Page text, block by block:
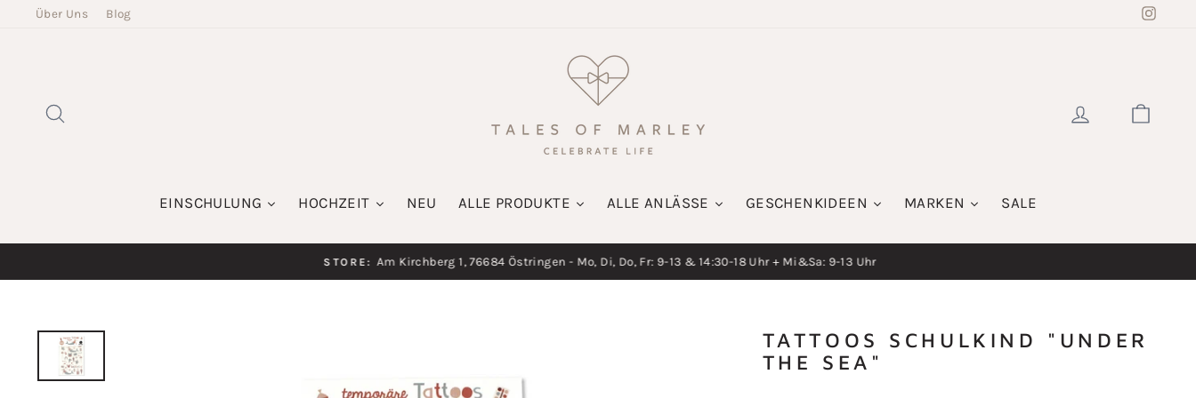
DirektÜber Uns Blog
EINSCHULUNG HOCHZEIT NEU ALLE PRODUKTE ALLE ANLÄSSE GESCHENKIDEEN MARKEN SALE
STORE: Am Kirchberg 1, 76684 Östringen - Mo, Di, Do, Fr: 9-13 & 14:30-18 Uhr + Mi&Sa: 9-13 Uhr
TATTOOS SCHULKIND "UNDER
THE SEA"